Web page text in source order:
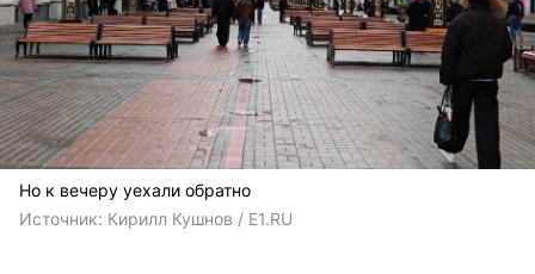
Но к вечеру уехали обратно
Источник: Кирилл Кушнов / E1.RU